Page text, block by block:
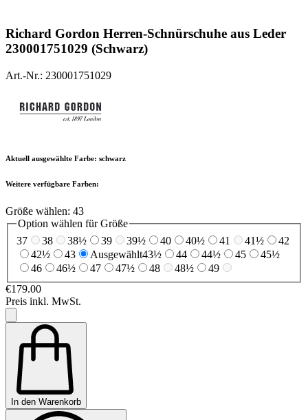
Richard Gordon Herren-Schnürschuhe aus Leder
230001751029 (Schwarz)
Art.-Nr.: 230001751029
Aktuell ausgewählte Farbe: schwarz
Weitere verfügbare Farben:
Größe wählen: 43
Option wählen für Größe
37
38 38½ 39 39½ 40 40½ 41 41½
42
42½
43 Ausgewählt43½ 44 44½ 45
45½
46
46½ 47 47½ 48 48½
49
€179.00
Preis inkl. MwSt.
In den Warenkorb